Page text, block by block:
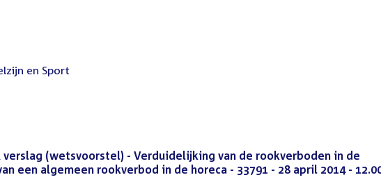
en Sport
verslag (wetsvoorstel) - Verduidelijking van de rookverboden in de
een algemeen rookverbod in de horeca - 33791 - 28 april 2014 -